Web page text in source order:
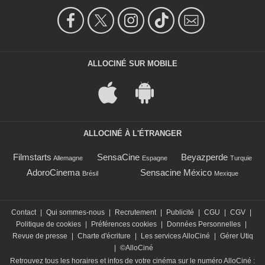
ALLOCINÉ SUR MOBILE
ALLOCINÉ À L'ÉTRANGER
Filmstarts Allemagne SensaCine Espagne Beyazperde Turquie
AdoroCinema Brésil Sensacine México Mexique
Contact | Qui sommes-nous | Recrutement | Publicité | CGU | CGV |
Politique de cookies | Préférences cookies | Données Personnelles |
Revue de presse
| Charte d'écriture | Les services AlloCiné | Gérer Utiq
| ©AlloCiné
Retrouvez tous les horaires et infos de votre cinéma sur le numéro AlloCiné :